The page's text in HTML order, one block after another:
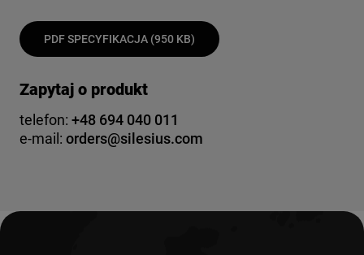
PDF SPECYFIKACJA (950 KB)
Zapytaj o produkt
telefon: +48 694 040 011
e-mail: orders@silesius.com